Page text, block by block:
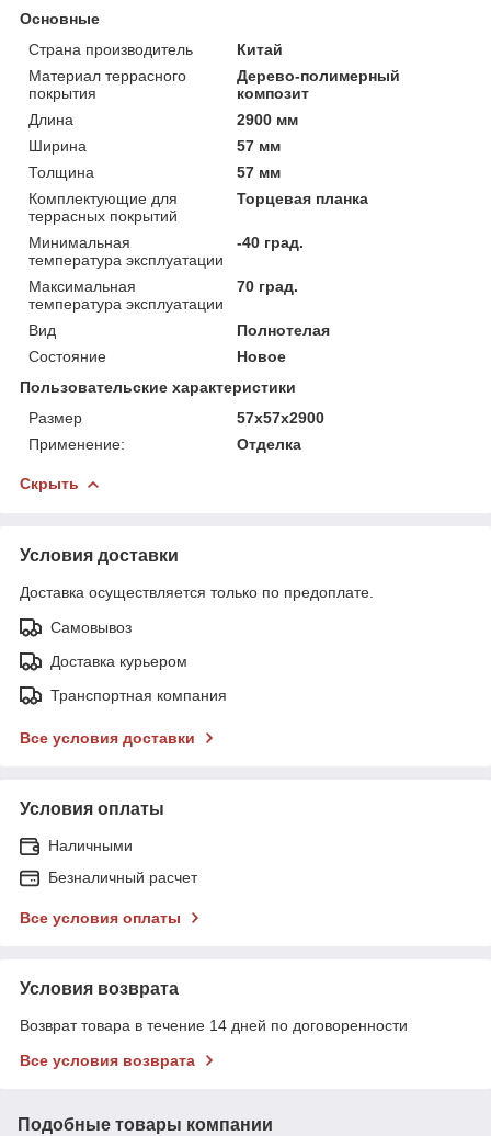
Основные
Страна производитель
Китай
Материал террасного
покрытия
Дерево-полимерный
композит
Длина
2900 мм
Ширина
57 мм
Толщина
57 мм
Комплектующие для
террасных покрытий
Торцевая планка
Минимальная
температура эксплуатации
-40 град.
Максимальная
температура эксплуатации
70 град.
Вид
Полнотелая
Состояние
Новое
Пользовательские характеристики
Размер
57х57х2900
Применение:
Отделка
Скрыть
Условия доставки
Доставка осуществляется только по предоплате.
Самовывоз
Доставка курьером
Транспортная компания
Все условия доставки
Условия оплаты
Наличными
Безналичный расчет
Все условия оплаты
Условия возврата
Возврат товара в течение 14 дней по договоренности
Все условия возврата
Подобные товары компании